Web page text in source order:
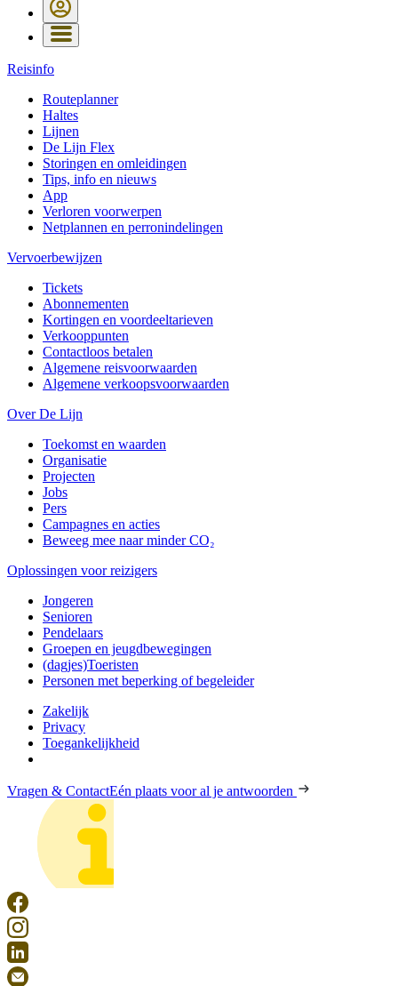
Reisinfo
Routeplanner
Haltes
Lijnen
De Lijn Flex
Storingen en omleidingen
Tips, info en nieuws
App
Verloren voorwerpen
Netplannen en perronindelingen
Vervoerbewijzen
Tickets
Abonnementen
Kortingen en voordeeltarieven
Verkooppunten
Contactloos betalen
Algemene reisvoorwaarden
Algemene verkoopsvoorwaarden
Over De Lijn
Toekomst en waarden
Organisatie
Projecten
Jobs
Pers
Campagnes en acties
Beweeg mee naar minder CO₂
Oplossingen voor reizigers
Jongeren
Senioren
Pendelaars
Groepen en jeugdbewegingen
(dagjes)Toeristen
Personen met beperking of begeleider
Zakelijk
Privacy
Toegankelijkheid
Vragen & ContactEén plaats voor al je antwoorden